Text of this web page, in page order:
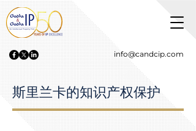
info@candcip.com
斯里兰卡的知识产权保护